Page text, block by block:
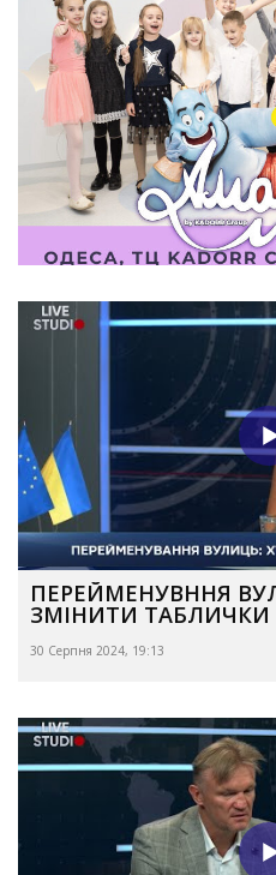
ПЕРЕЙМЕНУВННЯ
ЗМІНИТИ ТАБЛИЧКИ
30 Серпня 2024, 19:13